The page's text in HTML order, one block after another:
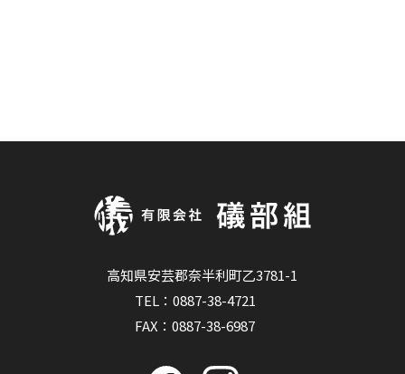
高知県安芸郡奈半利町乙3781-1
TEL：0887-38-4721
FAX：0887-38-6987